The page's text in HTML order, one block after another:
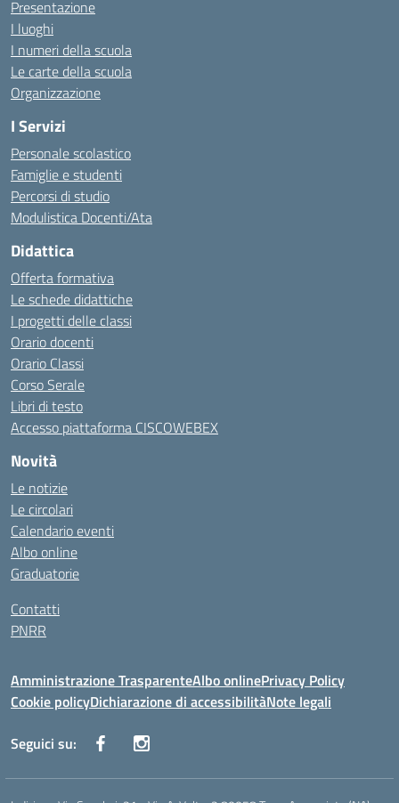
Presentazione
I luoghi
I numeri della scuola
Le carte della scuola
Organizzazione
I Servizi
Personale scolastico
Famiglie e studenti
Percorsi di studio
Modulistica Docenti/Ata
Didattica
Offerta formativa
Le schede didattiche
I progetti delle classi
Orario docenti
Orario Classi
Corso Serale
Libri di testo
Accesso piattaforma CISCOWEBEX
Novità
Le notizie
Le circolari
Calendario eventi
Albo online
Graduatorie
Contatti
PNRR
Amministrazione TrasparenteAlbo onlinePrivacy Policy
Cookie policyDichiarazione di accessibilitàNote legali
Seguici su: